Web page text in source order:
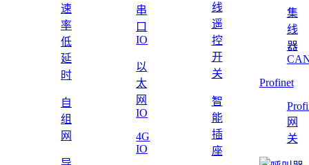
速
率
低
延
时
自
组
网
串
口
IO
以
太
网
IO
4G
IO
线
遥
控
开
关
智
能
插
座
集
线
器
Profinet
网
关